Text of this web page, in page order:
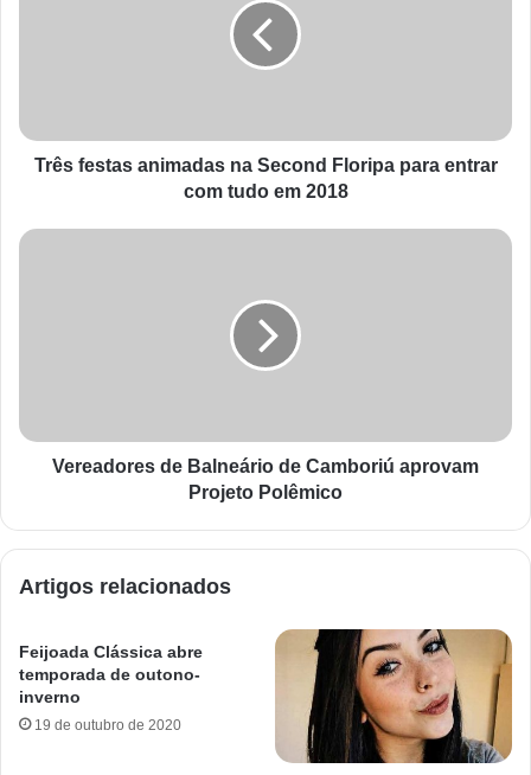
Três festas animadas na Second Floripa para entrar
com tudo em 2018
Vereadores de Balneário de Camboriú aprovam
Projeto Polêmico
Artigos relacionados
Feijoada Clássica abre
temporada de outono-
inverno
19 de outubro de 2020